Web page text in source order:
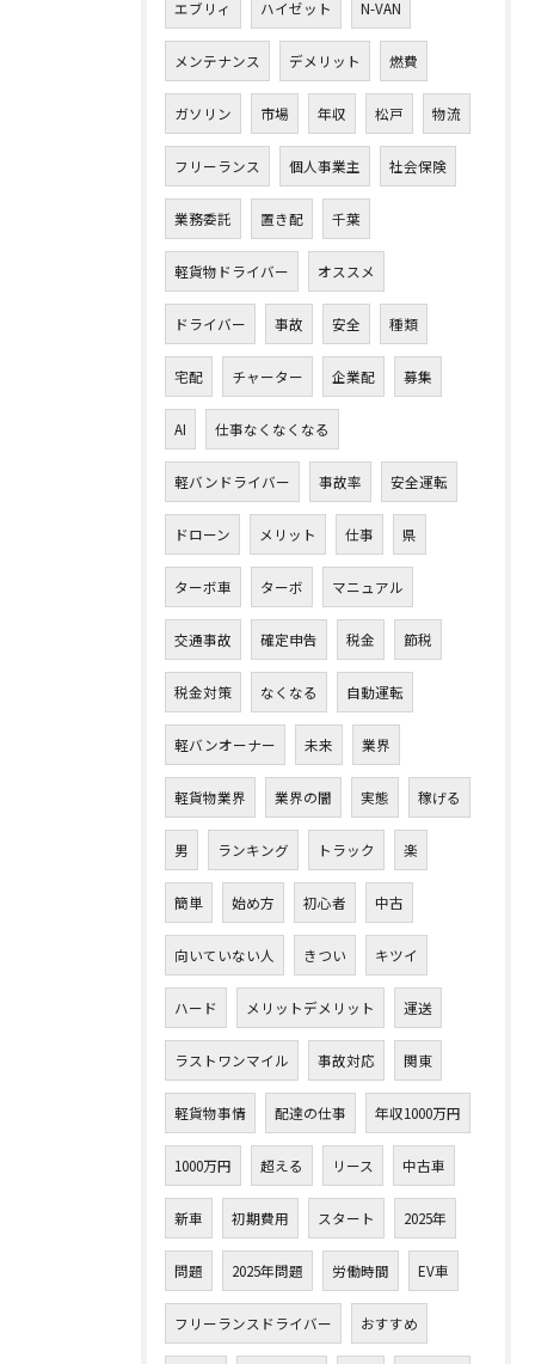
エブリィ ハイゼット N-VAN
メンテナンス デメリット 燃費
ガソリン 市場 年収 松戸 物流
フリーランス 個人事業主 社会保険
業務委託 置き配 千葉
軽貨物ドライバー オススメ
ドライバー 事故 安全 種類
宅配 チャーター 企業配 募集
AI 仕事なくなくなる
軽バンドライバー 事故率 安全運転
ドローン メリット 仕事 県
ターボ車 ターボ マニュアル
交通事故 確定申告 税金 節税
税金対策 なくなる 自動運転
軽バンオーナー 未来 業界
軽貨物業界 業界の闇 実態 稼げる
男 ランキング トラック 楽
簡単 始め方 初心者 中古
向いていない人 きつい キツイ
ハード メリットデメリット 運送
ラストワンマイル 事故対応 関東
軽貨物事情 配達の仕事 年収1000万円
1000万円 超える リース 中古車
新車 初期費用 スタート 2025年
問題 2025年問題 労働時間 EV車
フリーランスドライバー おすすめ